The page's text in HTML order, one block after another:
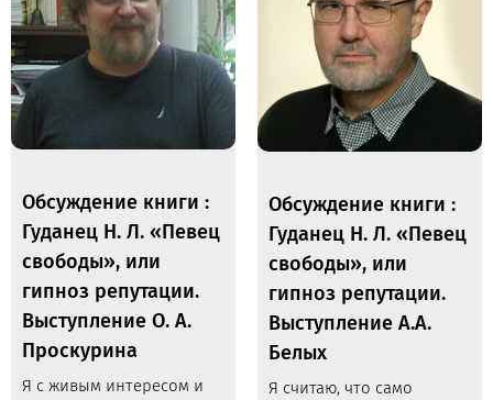
Обсуждение книги :
Гуданец Н. Л. «Певец
свободы», или
гипноз репутации.
Выступление О. А.
Проскурина
Я с живым интересом и
Обсуждение книги :
Гуданец Н. Л. «Певец
свободы», или
гипноз репутации.
Выступление А.А.
Белых
Я считаю, что само